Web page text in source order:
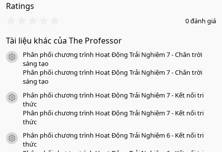
Ratings
0
0
a
0 đánh giá
Tài liệu khác của The Professor
icon tài liệu
Phân phối chương trình Hoạt Động Trải Nghiệm 7 - Chân trời
sáng tạo
Phân phối chương trình Hoạt Động Trải Nghiệm 7 - Chân trời
sáng tạo
icon tài liệu
Phân phối chương trình Hoạt Động Trải Nghiệm 7 - Kết nối tri
thức
Phân phối chương trình Hoạt Động Trải Nghiệm 7 - Kết nối tri
thức
icon tài liệu
Phân phối chương trình Hoạt Động Trải Nghiệm 6 - Kết nối tri
thức